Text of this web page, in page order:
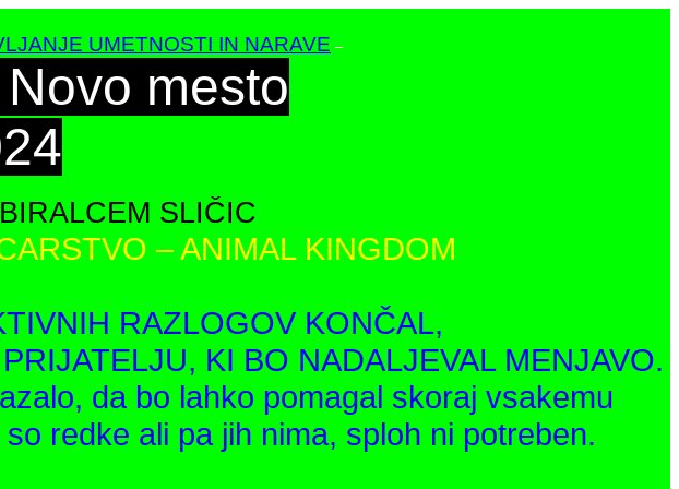
UMETNOSTI IN NARAVE –
Novo mesto
SLIČIC
– ANIMAL KINGDOM
RAZLOGOV KONČAL,
KI BO NADALJEVAL MENJAVO.
da bo lahko pomagal skoraj vsakemu
redke ali pa jih nima, sploh ni potreben.